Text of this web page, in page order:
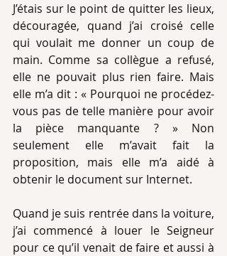
J’étais sur le point de quitter les lieux,
découragée, quand j’ai croisé celle
qui voulait me donner un coup de
main. Comme sa collègue a refusé,
elle ne pouvait plus rien faire. Mais
elle m’a dit : « Pourquoi ne procédez-
vous pas de telle manière pour avoir
la pièce manquante ? » Non
seulement elle m’avait fait la
proposition, mais elle m’a aidé à
obtenir le document sur Internet.
Quand je suis rentrée dans la voiture,
j’ai commencé à louer le Seigneur
pour ce qu’il venait de faire et aussi à